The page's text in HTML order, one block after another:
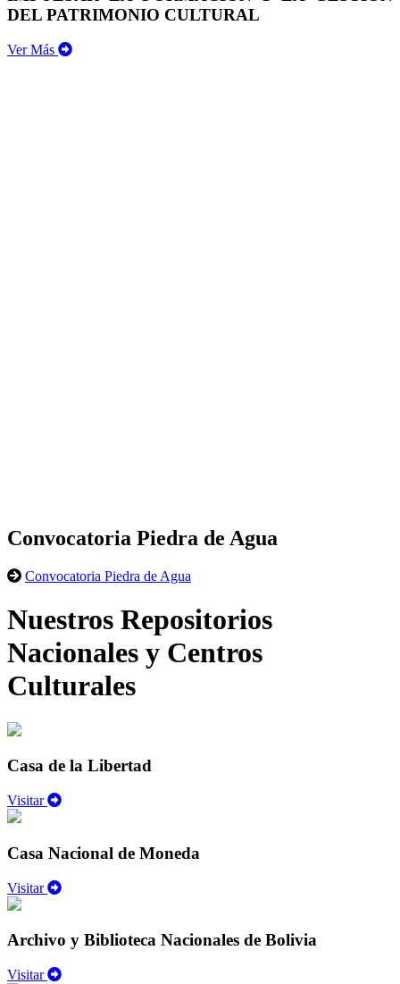
DEL PATRIMONIO CULTURAL
Ver Más
Convocatoria Piedra de Agua
Convocatoria Piedra de Agua
Nuestros Repositorios
Nacionales y Centros
Culturales
Casa de la Libertad
Visitar
Casa Nacional de Moneda
Visitar
Archivo y Biblioteca Nacionales de Bolivia
Visitar